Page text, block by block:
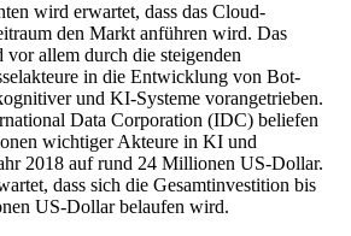
wird erwartet, dass das Cloud-
den Markt anführen wird. Das
allem durch die steigenden
in die Entwicklung von Bot-
und KI-Systeme vorangetrieben.
Data Corporation (IDC) beliefen
wichtiger Akteure in KI und
2018 auf rund 24 Millionen US-Dollar.
dass sich die Gesamtinvestition bis
US-Dollar belaufen wird.